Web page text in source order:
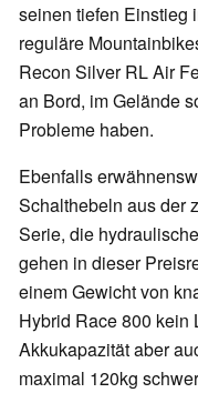
seinen tiefen Einstieg
reguläre
Recon Silver RL Air
an Bord, im Gelände
Probleme haben.
Ebenfalls
Schalthebeln aus der
Serie, die
gehen in dieser
einem Gewicht von
Hybrid Race 800 kein
Akkukapazität aber
maximal 120kg